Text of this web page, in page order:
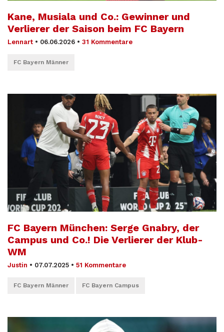
Kane, Musiala und Co.: Gewinner und
Verlierer der Saison beim FC Bayern
Lennart • 06.06.2026 • 31 Kommentare
FC Bayern Männer
FC Bayern München: Serge Gnabry, der
Campus und Co.! Die Verlierer der Klub-
WM
Justin • 07.07.2025 • 51 Kommentare
FC Bayern Männer FC Bayern Campus